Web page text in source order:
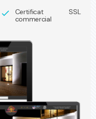
check
Certificat SSL
commercial